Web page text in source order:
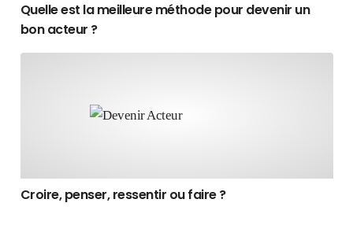
Quelle est la meilleure méthode pour devenir un
bon acteur ?
Croire, penser, ressentir ou faire ?